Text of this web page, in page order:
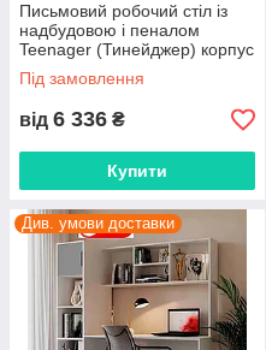
Письмовий робочий стіл із
надбудовою і пеналом
Teenager (Тинейджер) корпус
Тахо/фасади колір Графіт
Під замовлення
від 6 336 ₴
Купити
Див. умови доставки